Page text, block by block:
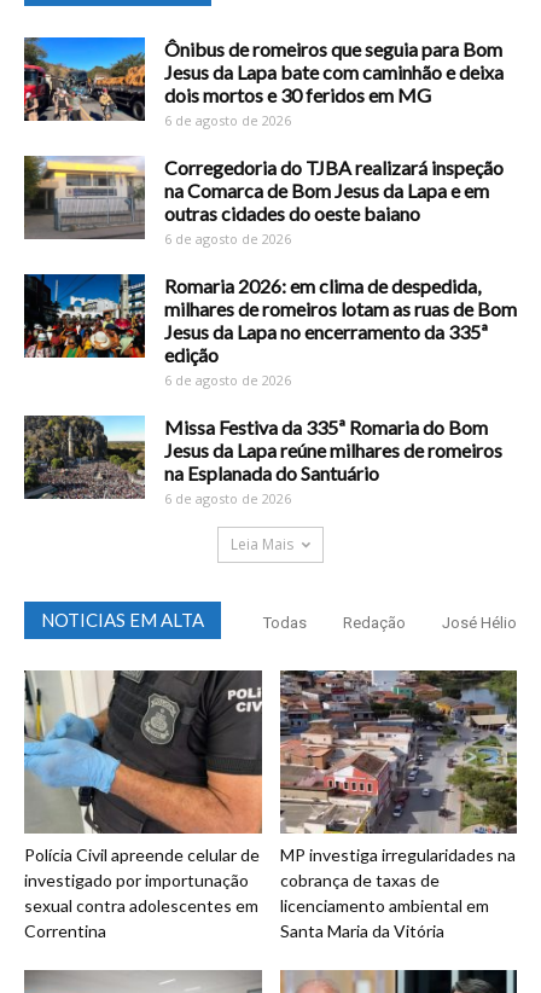
Ônibus de romeiros que seguia para Bom
Jesus da Lapa bate com caminhão e deixa
dois mortos e 30 feridos em MG
6 de agosto de 2026
Corregedoria do TJBA realizará inspeção
na Comarca de Bom Jesus da Lapa e em
outras cidades do oeste baiano
6 de agosto de 2026
Romaria 2026: em clima de despedida,
milhares de romeiros lotam as ruas de Bom
Jesus da Lapa no encerramento da 335ª
edição
6 de agosto de 2026
Missa Festiva da 335ª Romaria do Bom
Jesus da Lapa reúne milhares de romeiros
na Esplanada do Santuário
6 de agosto de 2026
Leia Mais
NOTICIAS EM ALTA Todas Redação José Hélio
Polícia Civil apreende celular de
investigado por importunação
sexual contra adolescentes em
Correntina
MP investiga irregularidades na
cobrança de taxas de
licenciamento ambiental em
Santa Maria da Vitória